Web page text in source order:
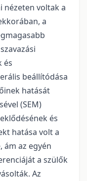
nézeten voltak a
a
és
beállítódása
hatását
(SEM)
és
hatása volt a
ám az egyén
a szülők
Az